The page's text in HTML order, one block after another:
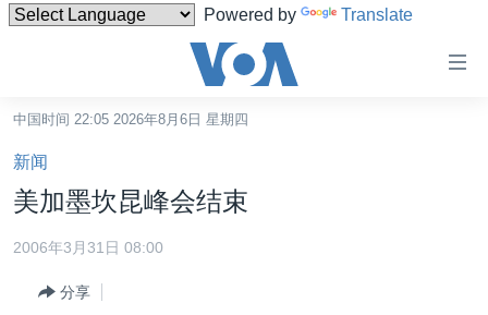
Powered by Translate
碍
链
接
跳
转
港澳
中国时间 22:05 2026年8月6日 星期四
新闻
美加墨坎昆峰会结束
2006年3月31日 08:00
分享